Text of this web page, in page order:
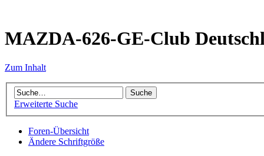
MAZDA-626-GE-Club
Zum Inhalt
Erweiterte Suche
Foren-Übersicht
Ändere Schriftgröße